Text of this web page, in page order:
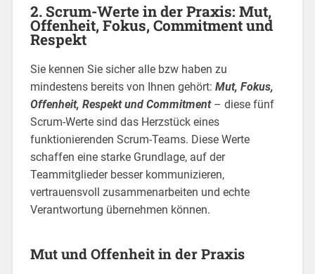
2. Scrum-Werte in der Praxis: Mut,
Offenheit, Fokus, Commitment und
Respekt
Sie kennen Sie sicher alle bzw haben zu
mindestens bereits von Ihnen gehört: Mut, Fokus,
Offenheit, Respekt und Commitment – diese fünf
Scrum-Werte sind das Herzstück eines
funktionierenden Scrum-Teams. Diese Werte
schaffen eine starke Grundlage, auf der
Teammitglieder besser kommunizieren,
vertrauensvoll zusammenarbeiten und echte
Verantwortung übernehmen können.
Mut und Offenheit in der Praxis